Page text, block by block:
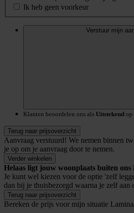
Ik heb geen voorkeur
Verstuur mijn
Klanten beoordelen ons als Uitstekend op
Terug naar prijsoverzicht
Aanvraag verstuurd! We nemen binnen
je op om je aanvraag door te nemen.
Verder winkelen
Helaas ligt jouw woonplaats buiten ons
Je kunt wel kiezen voor de optie 'zelf
dan bij je thuisbezorgd waarna je zelf aan
Terug naar prijsoverzicht
Bereken de prijs voor mijn situatie